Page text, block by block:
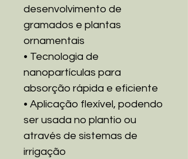
desenvolvimento de
gramados e plantas
ornamentais
• Tecnologia de
nanopartículas para
absorção rápida e eficiente
• Aplicação flexível, podendo
ser usada no plantio ou
através de sistemas de
irrigação